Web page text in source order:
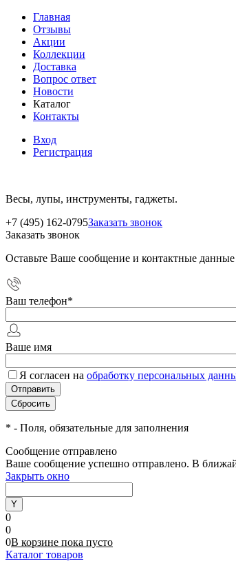
Главная
Отзывы
Акции
Коллекции
Доставка
Вопрос ответ
Новости
Каталог
Контакты
Вход
Регистрация
Весы, лупы, инструменты, гаджеты.
+7 (495) 162-0795Заказать звонок
Заказать звонок
Оставьте Ваше сообщение и контактные
Ваш телефон*
Ваше имя
Я согласен на обработку персональных
* - Поля, обязательные для заполнения
Сообщение отправлено
Ваше сообщение успешно отправлено. В
Закрыть окно
0
0
0В корзине пока пусто
Каталог товаров